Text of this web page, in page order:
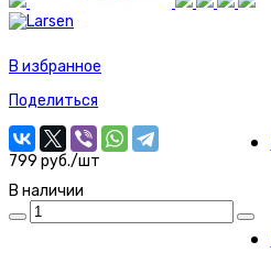
В избранное
Поделиться
799 руб./шт
В наличии